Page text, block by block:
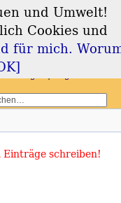
und
schreiben!
und Umwelt!
Cookies und
für mich.